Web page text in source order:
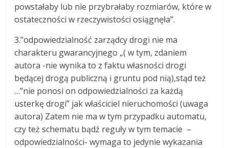
powstałaby lub nie przybrałaby rozmiarów, które w
ostateczności w rzeczywistości osiągnęła”.
3.”odpowiedzialność zarządcy drogi nie ma
charakteru gwarancyjnego „( w tym, zdaniem
autora -nie wynika to z faktu własności drogi
będącej drogą publiczną i gruntu pod nią),stąd też
…”nie ponosi on odpowiedzialności za każdą
usterkę drogi” jak właściciel nieruchomości (uwaga
autora) Zatem nie ma w tym przypadku automatu,
czy też schematu bądź reguły w tym temacie –
odpowiedzialności- wymaga to jedynie wykazania